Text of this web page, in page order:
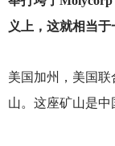
义上，这就相当于
美国加州，美国
山。这座矿山是中